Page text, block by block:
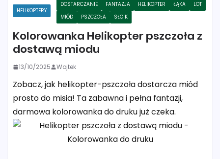
HELIKOPTERY
DOSTARCZANIE FANTAZJA HELIKOPTER ŁĄKA
LOT
MIÓD
PSZCZOŁA SŁOIK
Kolorowanka Helikopter pszczoła z
dostawą miodu
13/10/2025 Wojtek
Zobacz, jak helikopter-pszczoła dostarcza miód
prosto do misia! Ta zabawna i pełna fantazji,
darmowa kolorowanka do druku już czeka.